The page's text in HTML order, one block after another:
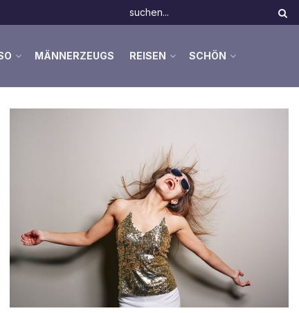
MÄNNERZEUGS REISEN SCHÖN